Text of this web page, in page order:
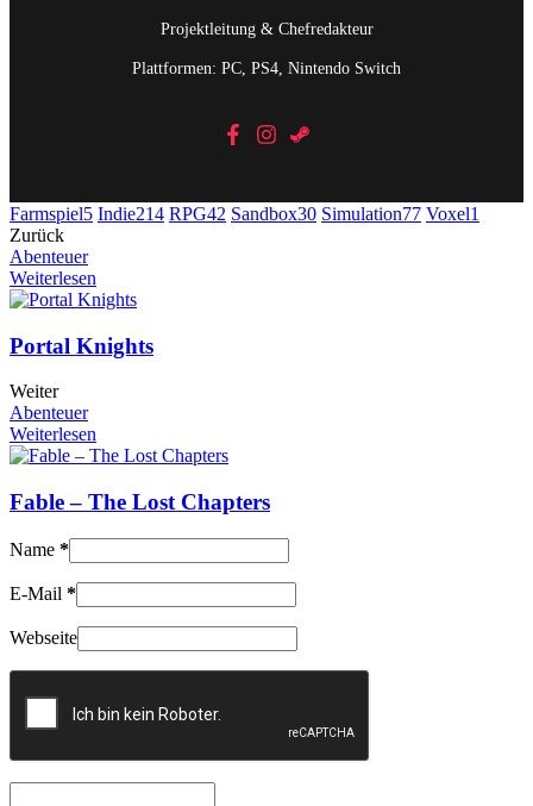
Projektleitung & Chefredakteur
Plattformen: PC, PS4, Nintendo Switch
Farmspiel5 Indie214 RPG42 Sandbox30 Simulation77 Voxel1
Zurück
Abenteuer
Weiterlesen
Portal Knights
Weiter
Abenteuer
Weiterlesen
Fable – The Lost Chapters
Name *
E-Mail *
Webseite